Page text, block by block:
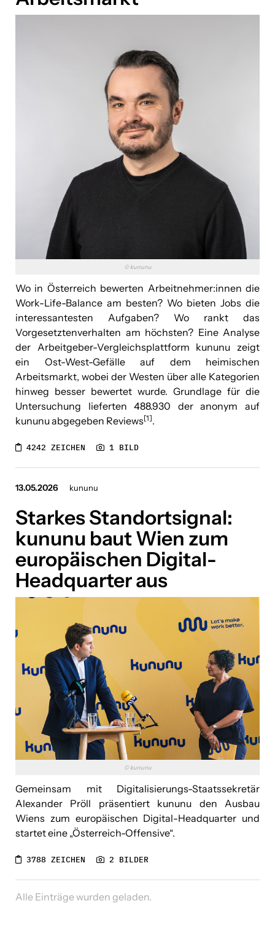
© kununu
Wo in Österreich bewerten Arbeitnehmer:innen die
Work-Life-Balance am besten? Wo bieten Jobs die
interessantesten Aufgaben? Wo rankt das
Vorgesetztenverhalten am höchsten? Eine Analyse
der Arbeitgeber-Vergleichsplattform kununu zeigt
ein Ost-West-Gefälle auf dem heimischen
Arbeitsmarkt, wobei der Westen über alle Kategorien
hinweg besser bewertet wurde. Grundlage für die
Untersuchung lieferten 488.930 der anonym auf
kununu abgegeben Reviews[1].
4242 ZEICHEN 1 BILD
13.05.2026 kununu
Starkes Standortsignal:
kununu baut Wien zum
europäischen Digital-
Headquarter aus
© kununu
Gemeinsam mit Digitalisierungs-Staatssekretär
Alexander Pröll präsentiert kununu den Ausbau
Wiens zum europäischen Digital-Headquarter und
startet eine „Österreich-Offensive“.
3788 ZEICHEN 2 BILDER
Alle Einträge wurden geladen.